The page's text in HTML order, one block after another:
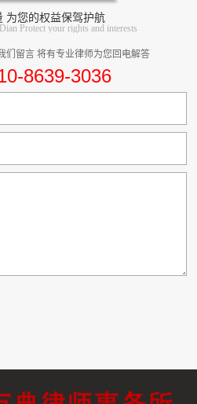
为您的权益保驾护航
Protect your rights and interests
们留言 将有专业律师为您回电解答
8639-3036